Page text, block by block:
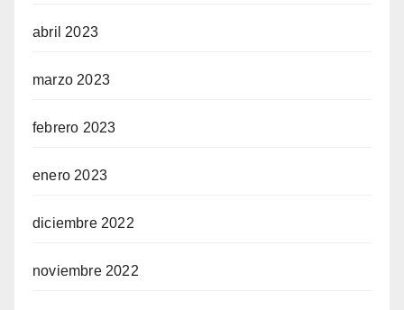
abril 2023
marzo 2023
febrero 2023
enero 2023
diciembre 2022
noviembre 2022